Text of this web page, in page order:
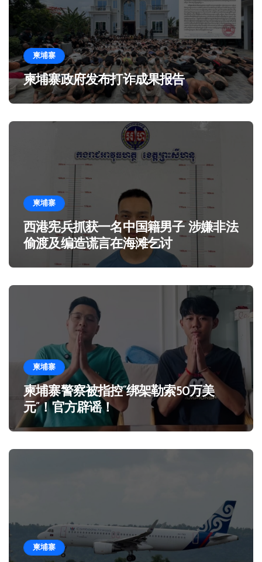
柬埔寨
柬埔寨政府发布打诈成果报告
柬埔寨
西港宪兵抓获一名中国籍男子 涉嫌非法
偷渡及编造谎言在海滩乞讨
柬埔寨
柬埔寨警察被指控“绑架勒索50万美
元”！官方辟谣！
柬埔寨